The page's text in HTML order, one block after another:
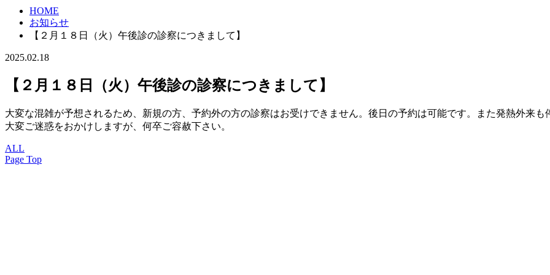
HOME
お知らせ
【２月１８日（火）午後診の診察につきまして】
2025.02.18
【２月１８日（火）午後診の診察につきまして】
大変な混雑が予想されるため、新規の方、予約外の方の診察はお受けできません。後日の予約は可能です。また発熱外来も
大変ご迷惑をおかけしますが、何卒ご容赦下さい。
ALL
Page Top